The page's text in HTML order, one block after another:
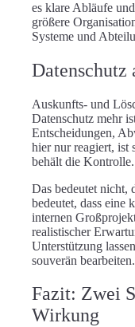
es klare Abläufe
größere
Systeme und
Datenschutz
Auskunfts- und
Datenschutz mehr
Entscheidungen,
hier nur reagiert, ist
behält die Kontrolle.
Das bedeutet nicht,
bedeutet, dass eine
internen
realistischer
Unterstützung
souverän bearbeiten.
Fazit: Zwei
Wirkung